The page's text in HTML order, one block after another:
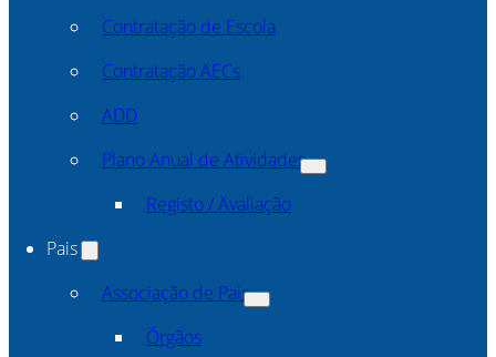
Contratação de Escola
Contratação AECs
ADD
Plano Anual de Atividades
Registo / Avaliação
Pais
Associação de Pais
Órgãos